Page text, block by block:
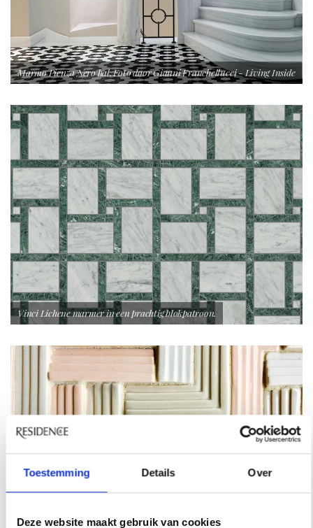
Toestemming Details Over
Deze website maakt gebruik van cookies
Marmo Pienza Nero hal. Foto door Gianni Franchellucci - Living Inside
Vinci Lichene marmer in een prachtig blokpatroon.